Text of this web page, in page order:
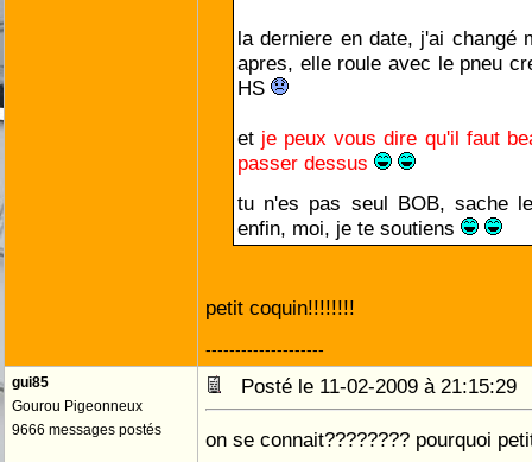
la derniere en date, j'ai changé
apres, elle roule avec le pneu
HS
et
tu n'es pas seul BOB, sache
enfin, moi, je te soutiens
petit coquin!!!!!!!!
--------------------
gui85
Gourou Pigeonneux
9666 messages postés
Posté le 11-02-2009 à
on se connait???????? pourquoi